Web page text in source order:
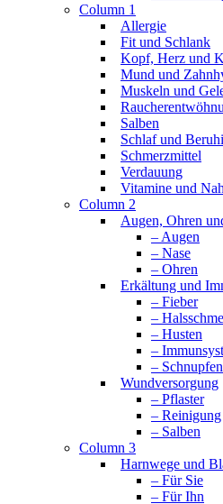
Column 1
Allergie
Fit und Schlank
Kopf, Herz und
Mund und
Muskeln und
Salben
Schlaf und
Schmerzmittel
Verdauung
Vitamine und
Column 2
Augen, Ohren
– Augen
– Nase
– Ohren
Erkältung und
– Fieber
–
– Husten
–
– Schnupfen
Wundversorgung
– Pflaster
– Reinigung
– Salben
Column 3
Harnwege und
– Für Sie
– Für Ihn